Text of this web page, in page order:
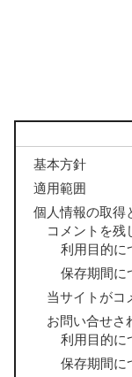
基本方針
適用範囲
個人情報の取得
コメントを残
利用目的に
保存期間に
当サイトがコ
お問い合せさ
利用目的に
保存期間に